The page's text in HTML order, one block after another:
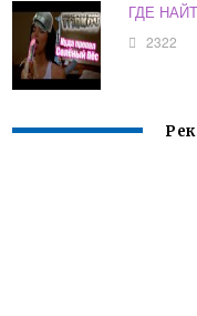
ГДЕ
2322